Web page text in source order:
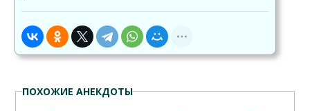
ПОХОЖИЕ АНЕКДОТЫ